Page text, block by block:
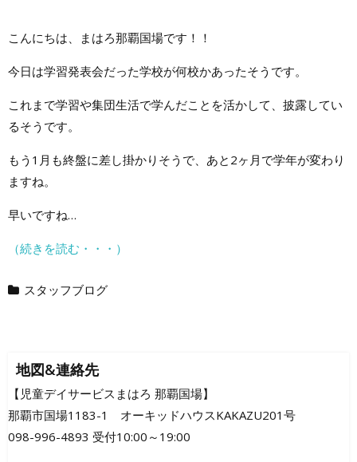
こんにちは、まはろ那覇国場です！！
今日は学習発表会だった学校が何校かあったそうです。
これまで学習や集団生活で学んだことを活かして、披露してい
るそうです。
もう1月も終盤に差し掛かりそうで、あと2ヶ月で学年が変わり
ますね。
早いですね…
（続きを読む・・・）
スタッフブログ
地図&連絡先
【児童デイサービスまはろ 那覇国場】
那覇市国場1183-1 オーキッドハウスKAKAZU201号
098-996-4893 受付10:00～19:00